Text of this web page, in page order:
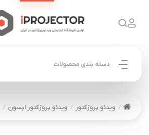
دسته بندی محصولات
ویدئو پروژکتور ویدئو پروژکتور اپسون